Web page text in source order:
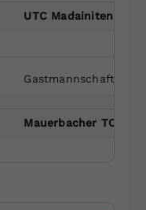
UTC Madainitennis 1
Gastmannschaft
Mauerbacher TC 1